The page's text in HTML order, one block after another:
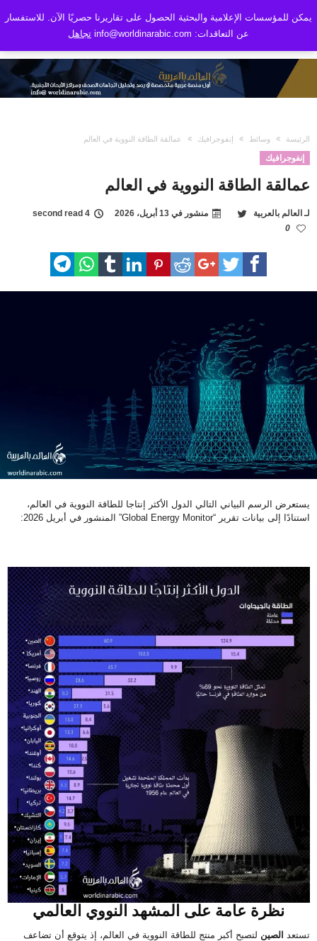
الرئيسة وسائط إنفوجرافيك عمالقة الطاقة النووية في العالم
إنفوجرافيك
عمالقة الطاقة النووية في العالم
لـ العالم بالعربية منشور في 13 أبريل، 2026
4 second read
0
يستعرض الرسم البياني التالي الدول الأكثر إنتاجا للطاقة النووية في العالم،
استنادًا إلى بيانات تقرير “Global Energy Monitor” المنشور في أبريل 2026:
نظرة عامة على المشهد النووي العالمي
تستعد الصين لتصبح أكبر منتج للطاقة النووية في العالم، إذ يتوقع أن تضاعف
يمكن للمؤسسات الإعلامية والبحثية الحصول على تقاريرنا حصريًا الآن. للاستفسار
عن التعاقدات: info@worldinarabic.com
تجاهل